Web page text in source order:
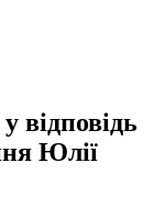
відповідь
Юлії